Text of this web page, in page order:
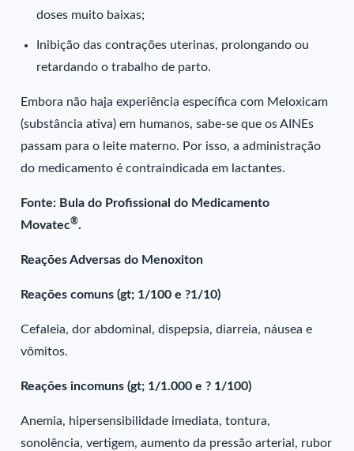
doses muito baixas;
Inibição das contrações uterinas, prolongando ou
retardando o trabalho de parto.
Embora não haja experiência específica com Meloxicam
(substância ativa) em humanos, sabe-se que os AINEs
passam para o leite materno. Por isso, a administração
do medicamento é contraindicada em lactantes.
Fonte: Bula do Profissional do Medicamento
Movatec®.
Reações Adversas do Menoxiton
Reações comuns (gt; 1/100 e ?1/10)
Cefaleia, dor abdominal, dispepsia, diarreia, náusea e
vômitos.
Reações incomuns (gt; 1/1.000 e ? 1/100)
Anemia, hipersensibilidade imediata, tontura,
sonolência, vertigem, aumento da pressão arterial, rubor